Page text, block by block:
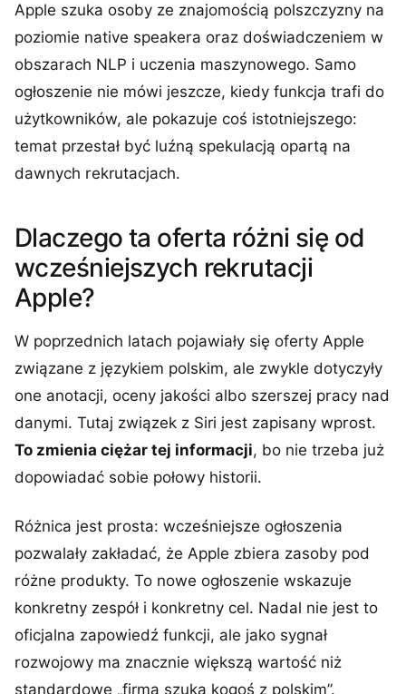
Apple szuka osoby ze znajomością polszczyzny na
poziomie native speakera oraz doświadczeniem w
obszarach NLP i uczenia maszynowego. Samo
ogłoszenie nie mówi jeszcze, kiedy funkcja trafi do
użytkowników, ale pokazuje coś istotniejszego:
temat przestał być luźną spekulacją opartą na
dawnych rekrutacjach.
Dlaczego ta oferta różni się od
wcześniejszych rekrutacji
Apple?
W poprzednich latach pojawiały się oferty Apple
związane z językiem polskim, ale zwykle dotyczyły
one anotacji, oceny jakości albo szerszej pracy nad
danymi. Tutaj związek z Siri jest zapisany wprost.
To zmienia ciężar tej informacji, bo nie trzeba już
dopowiadać sobie połowy historii.
Różnica jest prosta: wcześniejsze ogłoszenia
pozwalały zakładać, że Apple zbiera zasoby pod
różne produkty. To nowe ogłoszenie wskazuje
konkretny zespół i konkretny cel. Nadal nie jest to
oficjalna zapowiedź funkcji, ale jako sygnał
rozwojowy ma znacznie większą wartość niż
standardowe „firma szuka kogoś z polskim”.